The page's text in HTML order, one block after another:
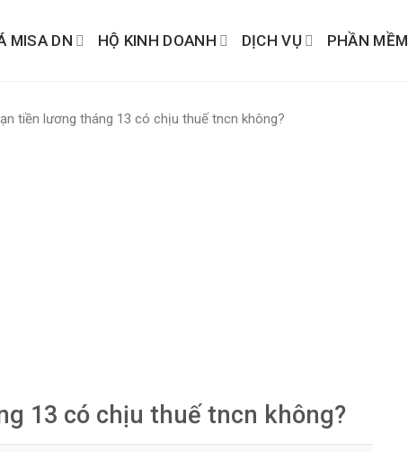
MISA DN HỘ KINH DOANH DỊCH VỤ PHẦN MỀM
tiền lương tháng 13 có chịu thuế tncn không?
13 có chịu thuế tncn không?